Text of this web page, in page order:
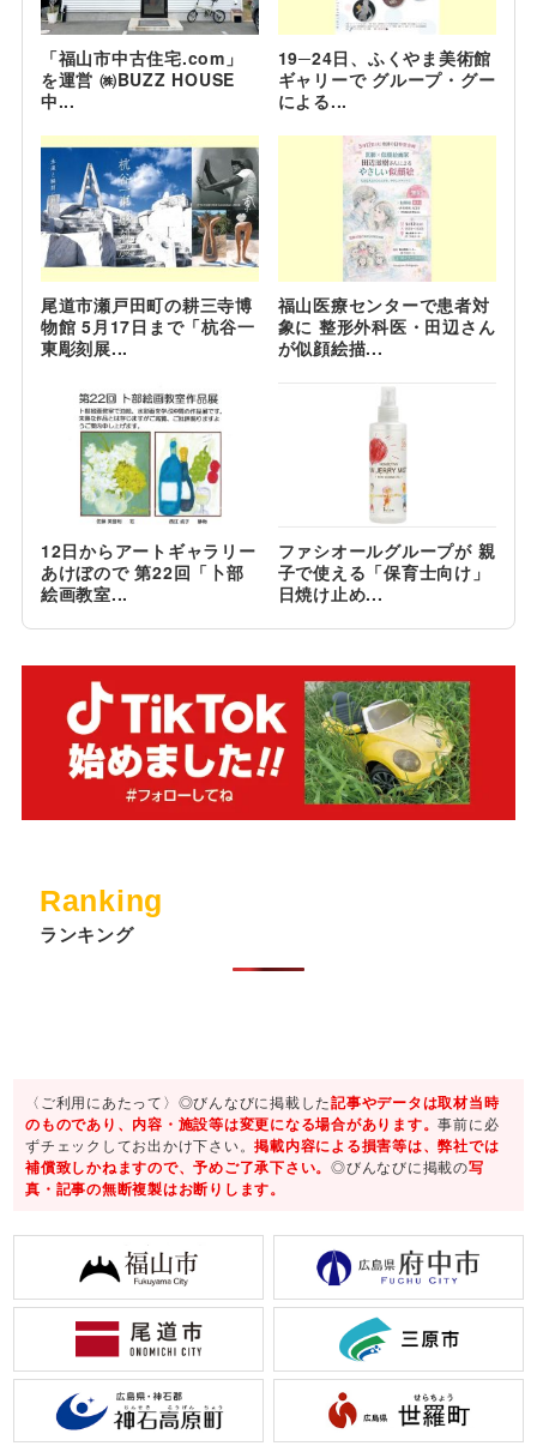
「福山市中古住宅.com」
を運営 ㈱BUZZ HOUSE
中...
19─24日、ふくやま美術館
ギャリーで グループ・グー
による...
尾道市瀬戸田町の耕三寺博
物館 5月17日まで「杭谷一
東彫刻展...
福山医療センターで患者対
象に 整形外科医・田辺さん
が似顔絵描...
12日からアートギャラリー
あけぼので 第22回「卜部
絵画教室...
ファシオールグループが 親
子で使える「保育士向け」
日焼け止め...
Ranking
ランキング
〈ご利用にあたって〉◎びんなびに掲載した記事やデータは取材当時
のものであり、内容・施設等は変更になる場合があります。事前に必
ずチェックしてお出かけ下さい。掲載内容による損害等は、弊社では
補償致しかねますので、予めご了承下さい。◎びんなびに掲載の写
真・記事の無断複製はお断りします。